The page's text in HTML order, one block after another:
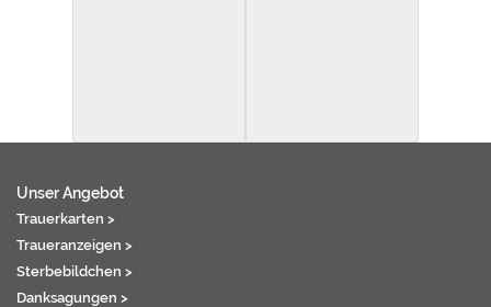
Unser Angebot
Trauerkarten >
Traueranzeigen >
Sterbebildchen >
Danksagungen >